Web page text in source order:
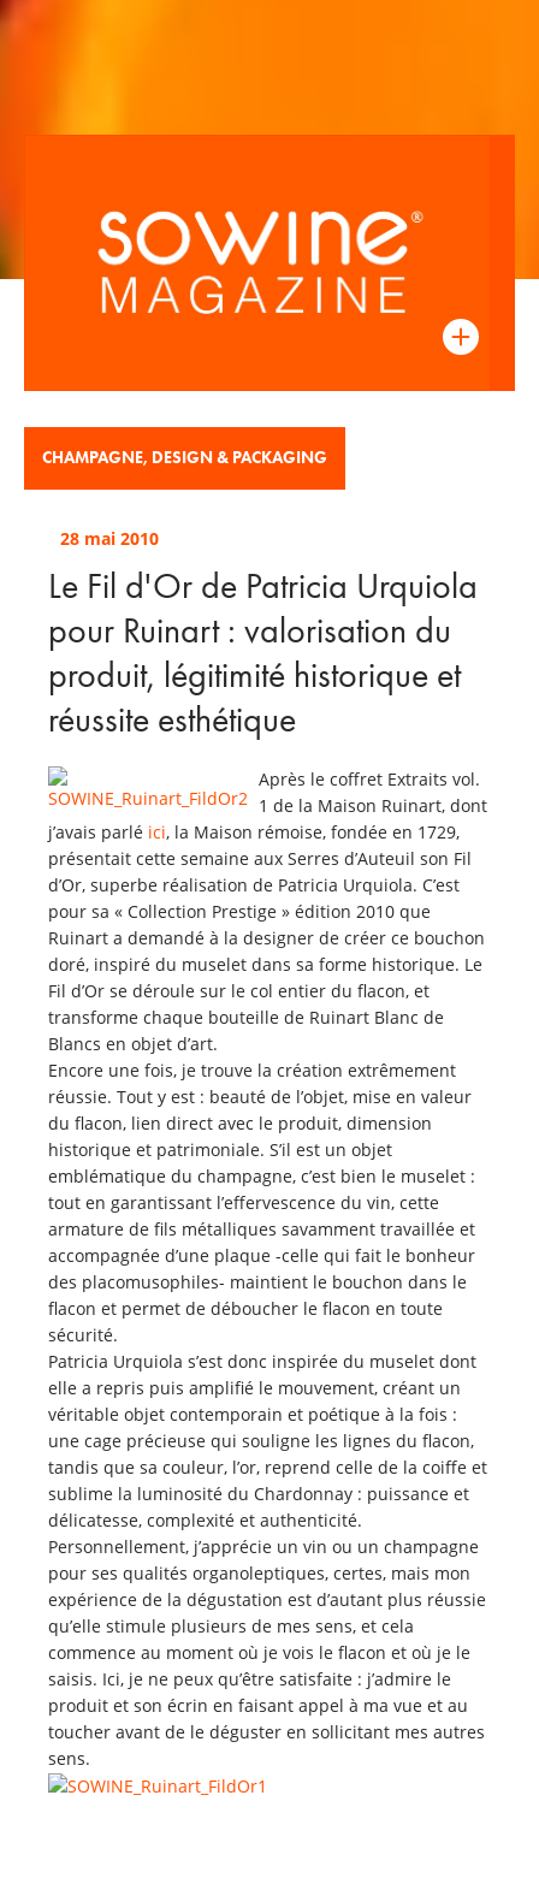
CHAMPAGNE, DESIGN & PACKAGING
28 mai 2010
Le Fil d'Or de Patricia Urquiola
pour Ruinart : valorisation du
produit, légitimité historique et
réussite esthétique
Après le coffret Extraits vol.
1 de la Maison Ruinart, dont
j’avais parlé ici, la Maison rémoise, fondée en 1729,
présentait cette semaine aux Serres d’Auteuil son Fil
d’Or, superbe réalisation de Patricia Urquiola. C’est
pour sa « Collection Prestige » édition 2010 que
Ruinart a demandé à la designer de créer ce bouchon
doré, inspiré du muselet dans sa forme historique. Le
Fil d’Or se déroule sur le col entier du flacon, et
transforme chaque bouteille de Ruinart Blanc de
Blancs en objet d’art.
Encore une fois, je trouve la création extrêmement
réussie. Tout y est : beauté de l’objet, mise en valeur
du flacon, lien direct avec le produit, dimension
historique et patrimoniale. S’il est un objet
emblématique du champagne, c’est bien le muselet :
tout en garantissant l’effervescence du vin, cette
armature de fils métalliques savamment travaillée et
accompagnée d’une plaque -celle qui fait le bonheur
des placomusophiles- maintient le bouchon dans le
flacon et permet de déboucher le flacon en toute
sécurité.
Patricia Urquiola s’est donc inspirée du muselet dont
elle a repris puis amplifié le mouvement, créant un
véritable objet contemporain et poétique à la fois :
une cage précieuse qui souligne les lignes du flacon,
tandis que sa couleur, l’or, reprend celle de la coiffe et
sublime la luminosité du Chardonnay : puissance et
délicatesse, complexité et authenticité.
Personnellement, j’apprécie un vin ou un champagne
pour ses qualités organoleptiques, certes, mais mon
expérience de la dégustation est d’autant plus réussie
qu’elle stimule plusieurs de mes sens, et cela
commence au moment où je vois le flacon et où je le
saisis. Ici, je ne peux qu’être satisfaite : j’admire le
produit et son écrin en faisant appel à ma vue et au
toucher avant de le déguster en sollicitant mes autres
sens.